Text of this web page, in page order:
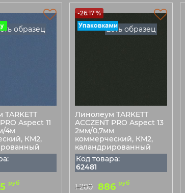
образец
Aspect 11
4м
КМ2,
руб
-26.17 %
Есть образец
Линолеум TARKETT
ACCZENT PRO Aspect 13
2мм/0,7мм
коммерческий, КМ2,
каландрированный
Код товара:
62481
1 200 886 руб